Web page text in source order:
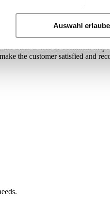
Auswahl
in 4-way forklifts,
We have the best
for our excellent quality
All necessary repairs
State Office of Technical
the customer satisfied and